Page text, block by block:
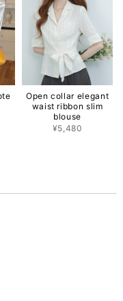
Open collar elegant
waist ribbon slim
blouse
¥5,480